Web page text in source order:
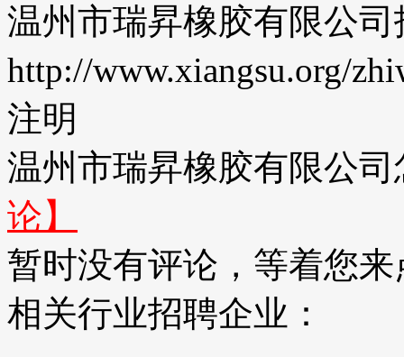
温州市瑞昇橡胶有限公
http://www.xiangsu.org/
注明
温州市瑞昇橡胶有限公
论】
暂时没有评论，等着您来
相关行业招聘企业：